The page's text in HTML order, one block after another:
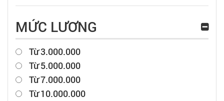
MỨC LƯƠNG
Từ 3.000.000
Từ 5.000.000
Từ 7.000.000
Từ 10.000.000